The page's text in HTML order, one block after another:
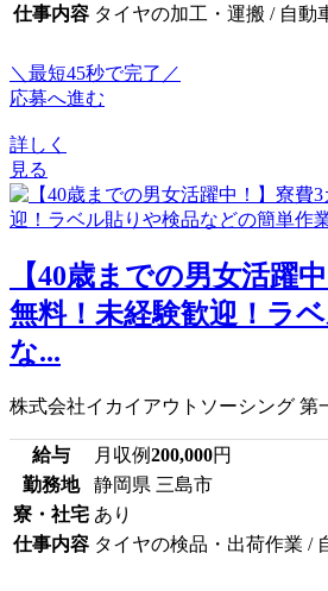
仕事内容 タイヤの加工・運搬 / 自動
＼最短45秒で完了／
応募へ進む
詳しく
見る
【40歳までの男女活躍
無料！未経験歓迎！ラ
な...
株式会社イカイアウトソーシング 第
給与 月収例200,000円
勤務地
静岡県 三島市
寮・社宅 あり
仕事内容 タイヤの検品・出荷作業 /